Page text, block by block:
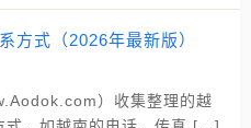
方式（2026年最新版）
）收集整理的越